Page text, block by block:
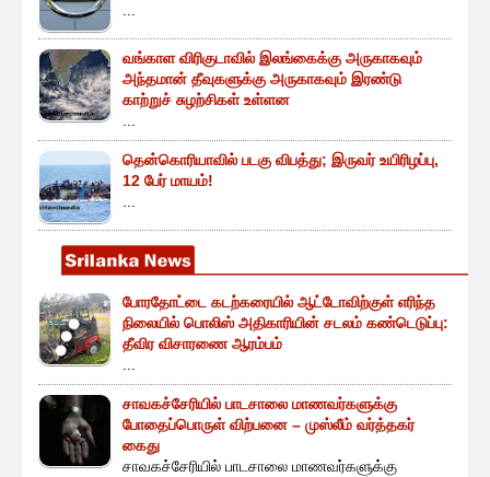
...
வங்காள விரிகுடாவில் இலங்கைக்கு அருகாகவும்
அந்தமான் தீவுகளுக்கு அருகாகவும் இரண்டு
காற்றுச் சுழற்சிகள் உள்ளன
...
தென்கொரியாவில் படகு விபத்து; இருவர் உயிரிழப்பு,
12 பேர் மாயம்!
...
போரதோட்டை கடற்கரையில் ஆட்டோவிற்குள் எரிந்த
நிலையில் பொலிஸ் அதிகாரியின் சடலம் கண்டெடுப்பு:
தீவிர விசாரணை ஆரம்பம்
...
சாவகச்சேரியில் பாடசாலை மாணவர்களுக்கு
போதைப்பொருள் விற்பனை – முஸ்லீம் வர்த்தகர்
கைது
சாவகச்சேரியில் பாடசாலை மாணவர்களுக்கு